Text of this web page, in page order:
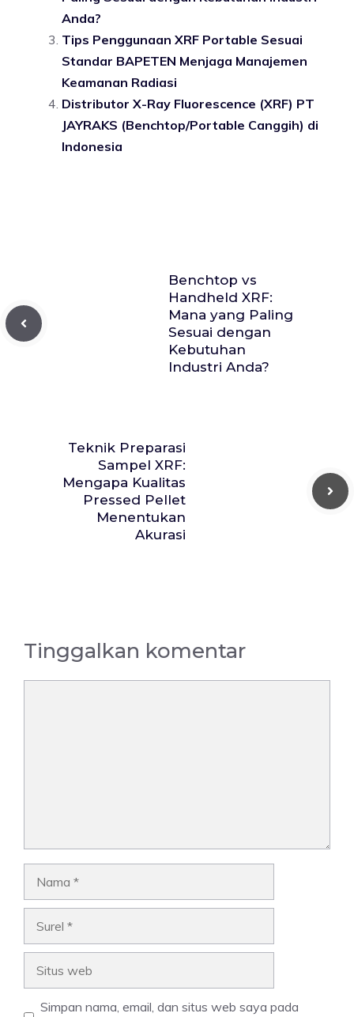
Anda?
Tips Penggunaan XRF Portable Sesuai
Standar BAPETEN Menjaga Manajemen
Keamanan Radiasi
Distributor X-Ray Fluorescence (XRF) PT
JAYRAKS (Benchtop/Portable Canggih) di
Indonesia
Benchtop vs
Handheld XRF:
Mana yang Paling
Sesuai dengan
Kebutuhan
Industri Anda?
Teknik Preparasi
Sampel XRF:
Mengapa Kualitas
Pressed Pellet
Menentukan
Akurasi
Tinggalkan komentar
Simpan nama, email, dan situs web saya pada